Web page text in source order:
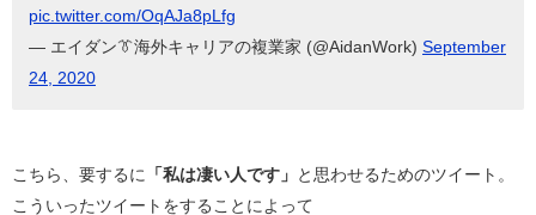
pic.twitter.com/OqAJa8pLfg
— エイダン👔海外キャリアの複業家 (@AidanWork) September
24, 2020
こちら、要するに 「私は凄い人です」
と思わせるためのツイート。
こういったツイートをすることによって